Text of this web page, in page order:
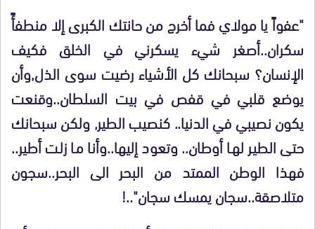
"عفواً يا مولاي فما أخرج من حانتك الكبرى إلا منطفأً
سكران..أصغر شيء يسكرني في الخلق فكيف
الإنسان؟ سبحانك كل الأشياء رضيت سوى الذل,وأن
يوضع قلبي في قفص في بيت السلطان..وقنعت
يكون نصيبي في الدنيا.. كنصيب الطير, ولكن سبحانك
حتى الطير لها أوطان.. وتعود إليها..وأنا ما زلت أطير..
فهذا الوطن الممتد من البحر الى البحر..سجون
متلاصقة..سجان يمسك سجان"..!